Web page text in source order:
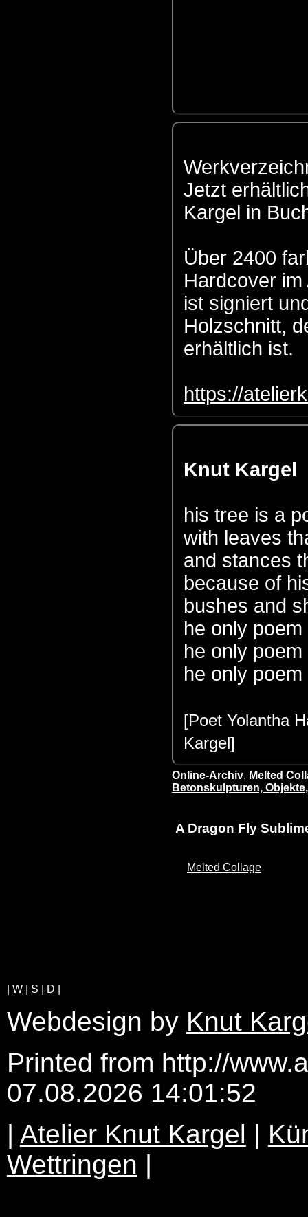
Jetzt
Kargel in
Über 2400
Hardcover
ist signiert
Holzschnitt,
erhältlich ist.
https://
Knut Kargel
his tree is a
with leaves
and stances
because of
bushes and
he only
he onlypoem
he only poem
[Poet Yolantha
Kargel]
Online-Archiv, Melted
Betonskulpturen,
A Dragon Fly
Melted Collage
W| S D
Webdesign by Knut
Printed from http://
07.08.2026 14:01:52
| Atelier Knut Kargel |
Wettringen |